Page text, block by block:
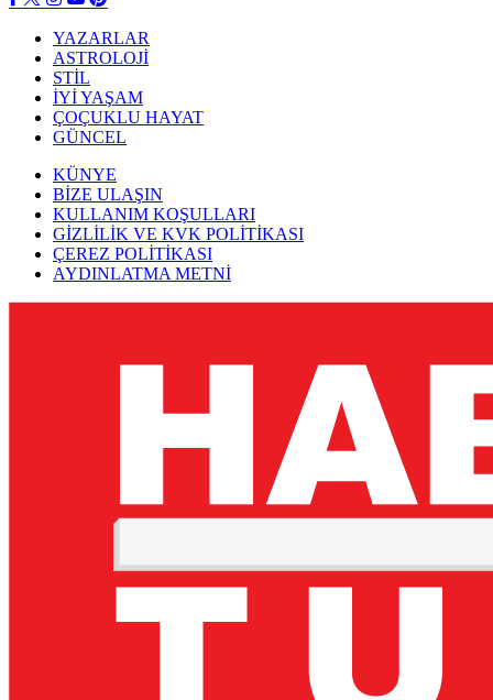
YAZARLAR
ASTROLOJİ
STİL
İYİ YAŞAM
ÇOÇUKLU HAYAT
GÜNCEL
KÜNYE
BİZE ULAŞIN
KULLANIM KOŞULLARI
GİZLİLİK VE KVK POLİTİKASI
ÇEREZ POLİTİKASI
AYDINLATMA METNİ